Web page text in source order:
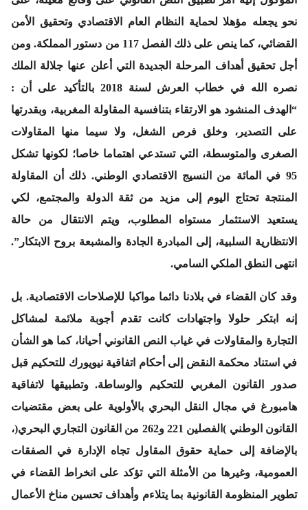
نحو يجعله مؤهلا لحماية النظام العام الاقتصادي وتحقيق الأمن
القضائي، كما ينص على ذلك الفصل 117 من دستور المملكة. ومن
أجل تحقيق أهداف المرحلة الجديدة التي أعلن عنها جلالة الملك
نصره الله في خطاب العرش لسنة 2018 بالتأكيد على أن :
“الهدف المنشود هو الارتقاء بتنافسية المقاولة المغربية، وبقدرتها
على التصدير، وخلق فرص الشغل، ولا سيما منها المقاولات
الصغرى والمتوسطة، التي تستدعي اهتماما خاصا؛ لكونها تشكل
95 في المائة من النسيج الاقتصادي الوطني. ذلك أن المقاولة
المنتجة تحتاج اليوم إلى مزيد من ثقة الدولة والمجتمع، لكي
يستعيد الاستثمار مستواه المطلوب، ويتم الانتقال من حالة
الانتظارية السلبية، إلى المبادرة الجادة والمشبعة بروح الابتكار”.
انتهى النطق الملكي السامي.
وقد كان القضاء في بلادنا دائما مواكبا للإصلاحات الاقتصادية. بل
إنه ابتكر حلولا واجتهادات كانت تقدم أجوبة ملائمة لمشاكل
التجارة والمقاولات في غياب النص القانوني أحيانا، كما هو الشأن
في استناد محكمة النقض إلى أحكام اتفاقية نيويورك للتحكيم قبل
صدور القانون المغربي للتحكيم والوساطة. وتطبيقها لاتفاقية
هامبورغ في مجال النقل البحري بالأولوية على بعض مقتضيات
القانون الوطني )الفصلين 221 و262 من القانون التجاري البحري(،
بالإضافة إلى حماية حقوق المقاول تجاه الإدارة في الصفقات
العمومية، وغيرها من الأمثلة التي تؤكد على انخراط القضاء في
تطوير المنظومة القانونية بما يتلاءم وأهداف تحسين مناخ الأعمال